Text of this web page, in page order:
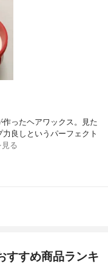
ったヘアワックス。見た
良しというパーフェクト
る
すすめ商品ランキ